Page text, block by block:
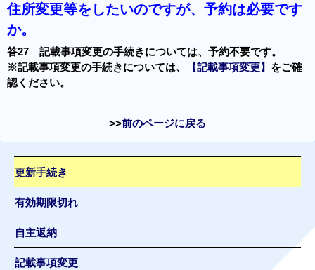
住所変更等をしたいのですが、予約は必要です
か。
答27 記載事項変更の手続きについては、予約不要です。
※記載事項変更の手続きについては、
【記載事項変更】 をご確
認ください。
前のページに戻る
更新手続き
有効期限切れ
自主返納
記載事項変更